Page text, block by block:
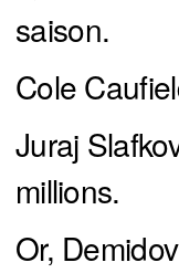
saison.
Cole
Juraj
millions.
Or,